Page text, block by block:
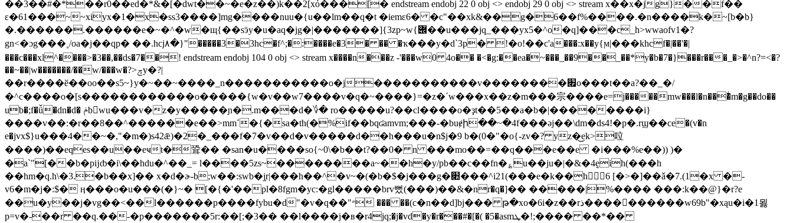
��3��#�*��r0��ed�*&�[�dwt��~�e�z��)k��2[xό���[� endstream endobj 22 0 obj <> endobj 29 0 obj <> stream x��x�jg}��f��
ɛ�61���~~xiyx�1�x�ss3����]mg����nuu�{u��lm��q�t �iemɛ6� �c"��xk&��g�6��f%����.�n����k�~[b�b}
�.������.������e�~�^�w�щ{��sӭy�u�aq�jg�|�������]{3zp~w{݌��u���jq_���yx5�^o�q]���c_h>wwaοfv1�?
gn<�ɔg���˳/oa�j��qp� ��.hcj۸�}"�����3�3hc�f^;�:����e�3� �� �ҡ���y�d`3p� !�o!��с'a���:x��y{ϻ|���khcf�|��'�|
���c���xl^����>�3��,��ds�7��! endstream endobj 104 0 obj <> stream x����n���z -'���w0 4o�� �<�g:��ea�~���_��9��_��*y�b�7�}���r���_�>�^n?=<�?
��~��|w�������/��w/���w�?>ݼy�?|
��r����ӗ��oo��s5~}y�~��~����_n�����������o�j�����������v��������׏o���t��a?��_�/
�^c����o�[ s������������o�����{w�v��w7����v�q�~����}=�z�ʹw���x��z�m���宗����e=j�����mw���l�n���ͥm�g��do��
ub�;f�ǚ�dn�d� ݥbwu���v�z�y�����ɲ�.m���d�؇� ro�����u?��cl����o�ҙt��5��a�b�|��������i}
����v��:�r��8��^������e��>mmߵ�{�sa�th(�%if��bqʛamvm;���-�buɇի��~�4f���әj��\dm�ds4!�p�.rϣ��ce�(v�n
e�jvx$}u���4��~�,"�m�)s42ǣ)�2�_���f�7�v��d�v�����d��h���u�n$j�9 b�(0�"�o{-zv�? yz�͜ek>㕸
����)��eqes��u��eҹt�聓�� �san�u����so{~0\�b��t?��0� n ���mo��=��q���e��e �i���%e��)) )�
�a`"[��b�pĳȸ�i\��hdu�^��_= l����5zs~��������a~��h�y/pb��c��fn�؏u��ju�|�&�4ḛih(���h
��hm�q.h\�3.�b��x]�� x�d�ɚ-b;w��:swb�j̦r|���h��^�v~�(�b�$�j���g�׊���^i21(���e�k��h6 [�>�]��ǎ�7.(1�x �-
v6�m�j�:$� ӊ���o�u���(�}~� [�{�'��pl�8fgm�yc:�gl�����brv뻤(���)��&� nr�q�]�� �����|%���� ���:k��@}�r?e
��u�y��j�vg��<��l������p����fybu�d"�v�q��"״ ��� ��(c�n��d]bj��� թ�xo�6i�z��rذ����򘲯������w69b"�xąu�i�1묋
p=v�-��r ��q.��-�p�������5r:��[;�3�� ��l����j�в�r4jq;�j�vd�y�r���#�[�( �5�asmܛ�!;���� ��*��